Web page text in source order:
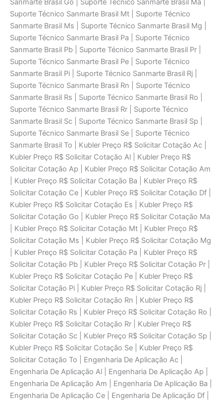
Sanmarte Brasil Go | Suporte Técnico Sanmarte Brasil Ma |
Suporte Técnico Sanmarte Brasil Mt | Suporte Técnico
Sanmarte Brasil Ms | Suporte Técnico Sanmarte Brasil Mg |
Suporte Técnico Sanmarte Brasil Pa | Suporte Técnico
Sanmarte Brasil Pb | Suporte Técnico Sanmarte Brasil Pr |
Suporte Técnico Sanmarte Brasil Pe | Suporte Técnico
Sanmarte Brasil Pi | Suporte Técnico Sanmarte Brasil Rj |
Suporte Técnico Sanmarte Brasil Rn | Suporte Técnico
Sanmarte Brasil Rs | Suporte Técnico Sanmarte Brasil Ro |
Suporte Técnico Sanmarte Brasil Rr | Suporte Técnico
Sanmarte Brasil Sc | Suporte Técnico Sanmarte Brasil Sp |
Suporte Técnico Sanmarte Brasil Se | Suporte Técnico
Sanmarte Brasil To | Kubler Preço R$ Solicitar Cotaçāo Ac |
Kubler Preço R$ Solicitar Cotaçāo Al | Kubler Preço R$
Solicitar Cotaçāo Ap | Kubler Preço R$ Solicitar Cotaçāo Am
| Kubler Preço R$ Solicitar Cotaçāo Ba | Kubler Preço R$
Solicitar Cotaçāo Ce | Kubler Preço R$ Solicitar Cotaçāo Df |
Kubler Preço R$ Solicitar Cotaçāo Es | Kubler Preço R$
Solicitar Cotaçāo Go | Kubler Preço R$ Solicitar Cotaçāo Ma
| Kubler Preço R$ Solicitar Cotaçāo Mt | Kubler Preço R$
Solicitar Cotaçāo Ms | Kubler Preço R$ Solicitar Cotaçāo Mg
| Kubler Preço R$ Solicitar Cotaçāo Pa | Kubler Preço R$
Solicitar Cotaçāo Pb | Kubler Preço R$ Solicitar Cotaçāo Pr |
Kubler Preço R$ Solicitar Cotaçāo Pe | Kubler Preço R$
Solicitar Cotaçāo Pi | Kubler Preço R$ Solicitar Cotaçāo Rj |
Kubler Preço R$ Solicitar Cotaçāo Rn | Kubler Preço R$
Solicitar Cotaçāo Rs | Kubler Preço R$ Solicitar Cotaçāo Ro |
Kubler Preço R$ Solicitar Cotaçāo Rr | Kubler Preço R$
Solicitar Cotaçāo Sc | Kubler Preço R$ Solicitar Cotaçāo Sp |
Kubler Preço R$ Solicitar Cotaçāo Se | Kubler Preço R$
Solicitar Cotaçāo To | Engenharia De Aplicaçāo Ac |
Engenharia De Aplicaçāo Al | Engenharia De Aplicaçāo Ap |
Engenharia De Aplicaçāo Am | Engenharia De Aplicaçāo Ba |
Engenharia De Aplicaçāo Ce | Engenharia De Aplicaçāo Df |